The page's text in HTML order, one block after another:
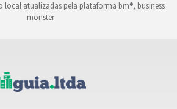
local atualizadas pela plataforma bm®, business
monster